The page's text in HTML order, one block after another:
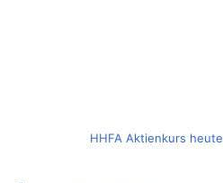
HHFA Aktienkurs heute